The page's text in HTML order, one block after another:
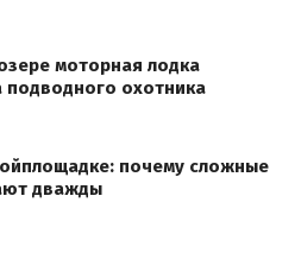
моторная лодка
подводного охотника
почему сложные
дважды